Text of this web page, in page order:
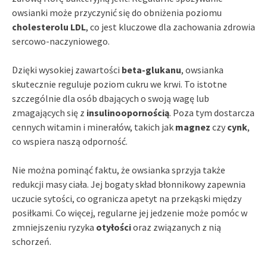
owsianki może przyczynić się do obniżenia poziomu
cholesterolu LDL, co jest kluczowe dla zachowania zdrowia
sercowo-naczyniowego.
Dzięki wysokiej zawartości beta-glukanu, owsianka
skutecznie reguluje poziom cukru we krwi. To istotne
szczególnie dla osób dbających o swoją wagę lub
zmagających się z insulinoopornością. Poza tym dostarcza
cennych witamin i minerałów, takich jak magnez czy cynk,
co wspiera naszą odporność.
Nie można pominąć faktu, że owsianka sprzyja także
redukcji masy ciała. Jej bogaty skład błonnikowy zapewnia
uczucie sytości, co ogranicza apetyt na przekąski między
posiłkami. Co więcej, regularne jej jedzenie może pomóc w
zmniejszeniu ryzyka otyłościoraz związanych z nią
schorzeń.